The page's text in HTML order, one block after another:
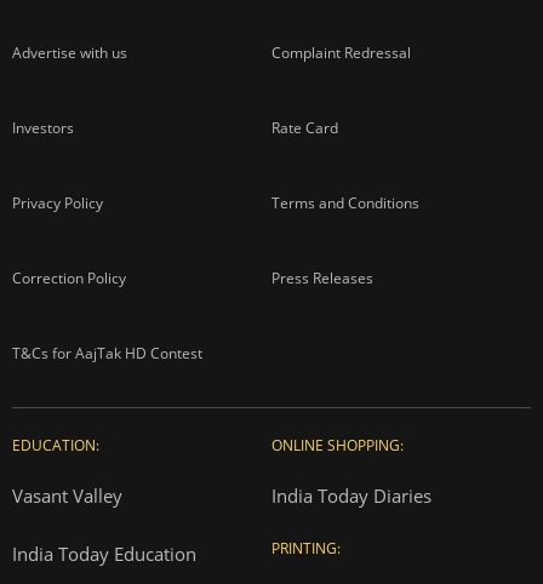
Advertise with us Complaint Redressal
Investors Rate Card
Privacy Policy Terms and Conditions
Correction Policy Press Releases
T&Cs for AajTak HD Contest
EDUCATION:
Vasant Valley
India Today Education
ONLINE SHOPPING:
India Today Diaries
PRINTING: